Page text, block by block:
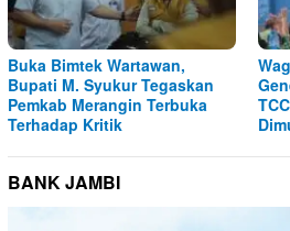
Buka Bimtek Wartawan,
Bupati M. Syukur Tegaskan
Pemkab Merangin Terbuka
Terhadap Kritik
BANK JAMBI